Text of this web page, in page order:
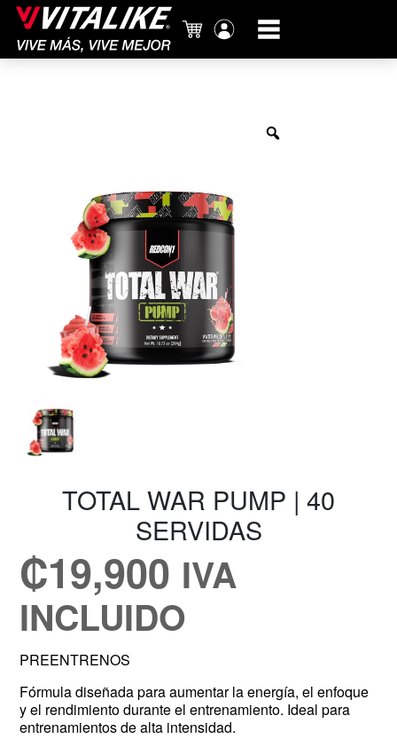
Carrito
cuenta
TOTAL WAR PUMP | 40
SERVIDAS
₡19,900 IVA
INCLUIDO
PREENTRENOS
Fórmula diseñada para aumentar la energía, el enfoque
y el rendimiento durante el entrenamiento. Ideal para
entrenamientos de alta intensidad.